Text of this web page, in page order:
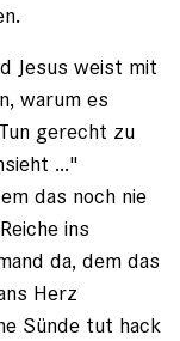
Jesus weist mit
warum es
gerecht zu
..."
das noch nie
ins
da, dem das
Herz
Sünde tut hack